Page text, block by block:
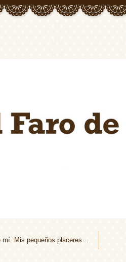
mí. Mis pequeños placeres…